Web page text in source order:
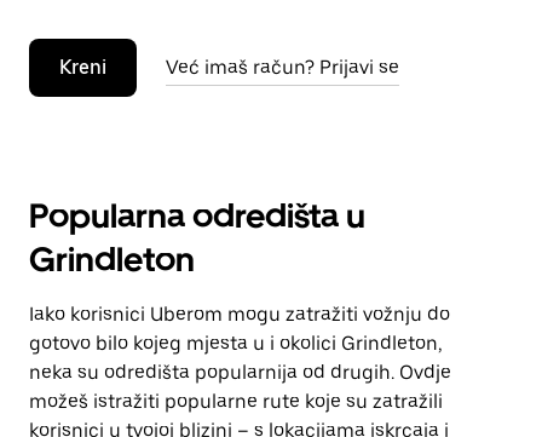
Kreni Već imaš račun? Prijavi se
Popularna odredišta u
Grindleton
Iako korisnici Uberom mogu zatražiti vožnju do
gotovo bilo kojeg mjesta u i okolici Grindleton,
neka su odredišta popularnija od drugih. Ovdje
možeš istražiti popularne rute koje su zatražili
korisnici u tvojoj blizini – s lokacijama iskrcaja i